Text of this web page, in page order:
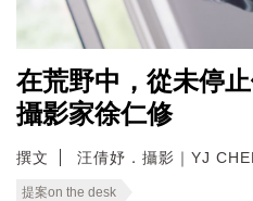
在荒野中，從未停
攝影家徐仁修
撰文 汪倩妤．攝影｜YJ
提案on the desk